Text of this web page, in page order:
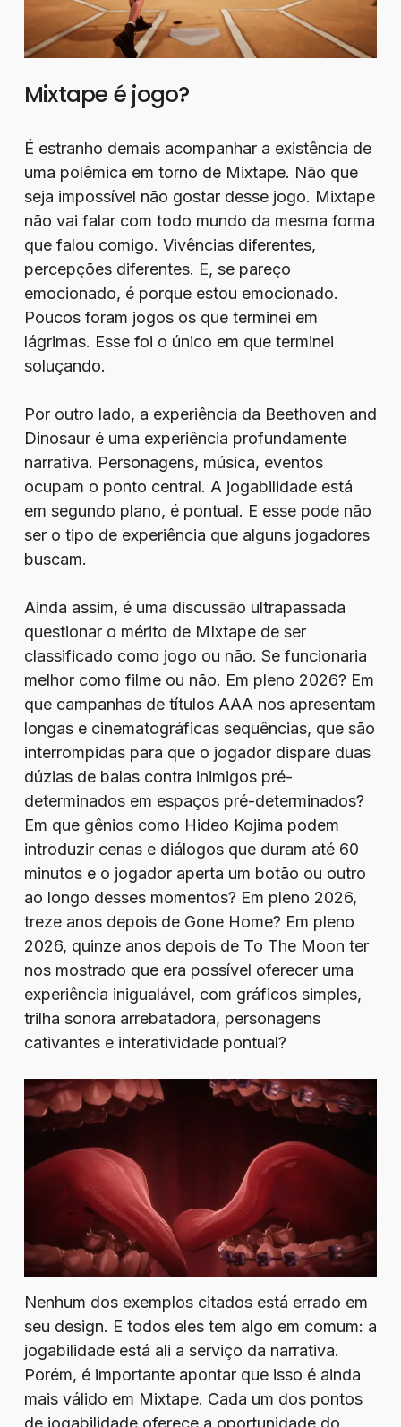
Mixtape é jogo?
É estranho demais acompanhar a existência de
uma polêmica em torno de Mixtape. Não que
seja impossível não gostar desse jogo. Mixtape
não vai falar com todo mundo da mesma forma
que falou comigo. Vivências diferentes,
percepções diferentes. E, se pareço
emocionado, é porque estou emocionado.
Poucos foram jogos os que terminei em
lágrimas. Esse foi o único em que terminei
soluçando.
Por outro lado, a experiência da Beethoven and
Dinosaur é uma experiência profundamente
narrativa. Personagens, música, eventos
ocupam o ponto central. A jogabilidade está
em segundo plano, é pontual. E esse pode não
ser o tipo de experiência que alguns jogadores
buscam.
Ainda assim, é uma discussão ultrapassada
questionar o mérito de MIxtape de ser
classificado como jogo ou não. Se funcionaria
melhor como filme ou não. Em pleno 2026? Em
que campanhas de títulos AAA nos apresentam
longas e cinematográficas sequências, que são
interrompidas para que o jogador dispare duas
dúzias de balas contra inimigos pré-
determinados em espaços pré-determinados?
Em que gênios como Hideo Kojima podem
introduzir cenas e diálogos que duram até 60
minutos e o jogador aperta um botão ou outro
ao longo desses momentos? Em pleno 2026,
treze anos depois de Gone Home? Em pleno
2026, quinze anos depois de To The Moon ter
nos mostrado que era possível oferecer uma
experiência inigualável, com gráficos simples,
trilha sonora arrebatadora, personagens
cativantes e interatividade pontual?
Nenhum dos exemplos citados está errado em
seu design. E todos eles tem algo em comum: a
jogabilidade está ali a serviço da narrativa.
Porém, é importante apontar que isso é ainda
mais válido em Mixtape. Cada um dos pontos